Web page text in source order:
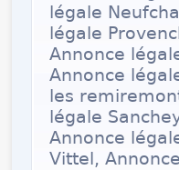
légale
légale
Annonce
Annonce
les
légale
Annonce
Vittel,